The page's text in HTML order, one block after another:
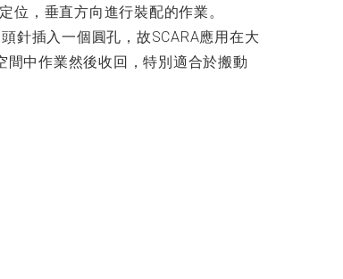
位，垂直方向進行裝配的作業。
針插入一個圓孔，故SCARA應用在大
中作業然後收回，特別適合於搬動